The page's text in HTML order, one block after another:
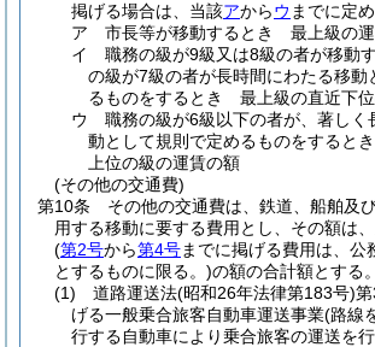
掲げる場合は、当該アからウ までに定
ア
市長等が移動するとき 最上級の
イ
職務の級が9級又は8級の者が移動
の級が7級の者が長時間にわたる移動
るものをするとき 最上級の直近下
ウ
職務の級が6級以下の者が、著しく
動として規則で定めるものをすると
上位の級の運賃の額
(その他の交通費)
第10条
その他の交通費は、鉄道、船舶及
用する移動に要する費用とし、その額は
(第2号から第4号までに掲げる費用は、公
とするものに限る。)の額の合計額とする。
(1)
道路運送法(昭和26年法律第183号)
げる一般乗合旅客自動車運送事業(路線
行する自動車により乗合旅客の運送を